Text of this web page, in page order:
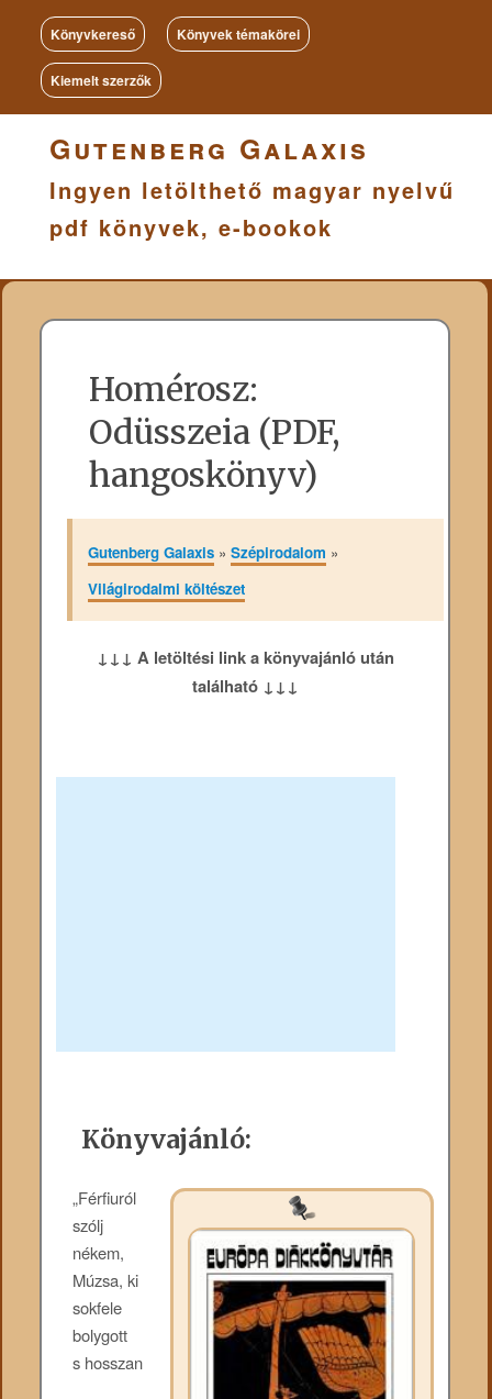
Könyvkereső Könyvek témakörei
Kiemelt szerzők
Gutenberg Galaxis
Ingyen letölthető magyar nyelvű
pdf könyvek, e-bookok
Homérosz:
Odüsszeia (PDF,
hangoskönyv)
Gutenberg Galaxis» Szépirodalom »
Világirodalmi költészet
↓↓↓ A letöltési link a könyvajánló után
található ↓↓↓
Könyvajánló:
„Férfiuról
szólj
nékem,
Múzsa, ki
sokfele
bolygott
s hosszan